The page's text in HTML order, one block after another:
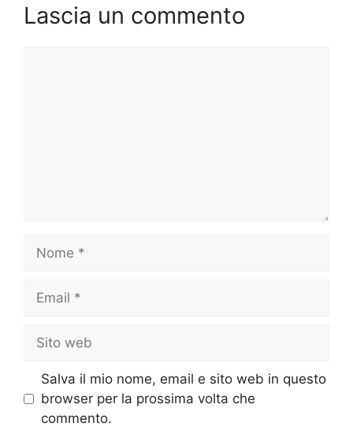
Lascia un commento
web
Salva il mio nome, email e sito web in questo
browser per la prossima volta che
commento.